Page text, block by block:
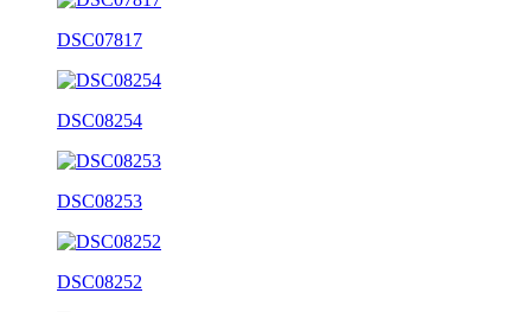
DSC07817
DSC08254
DSC08253
DSC08252